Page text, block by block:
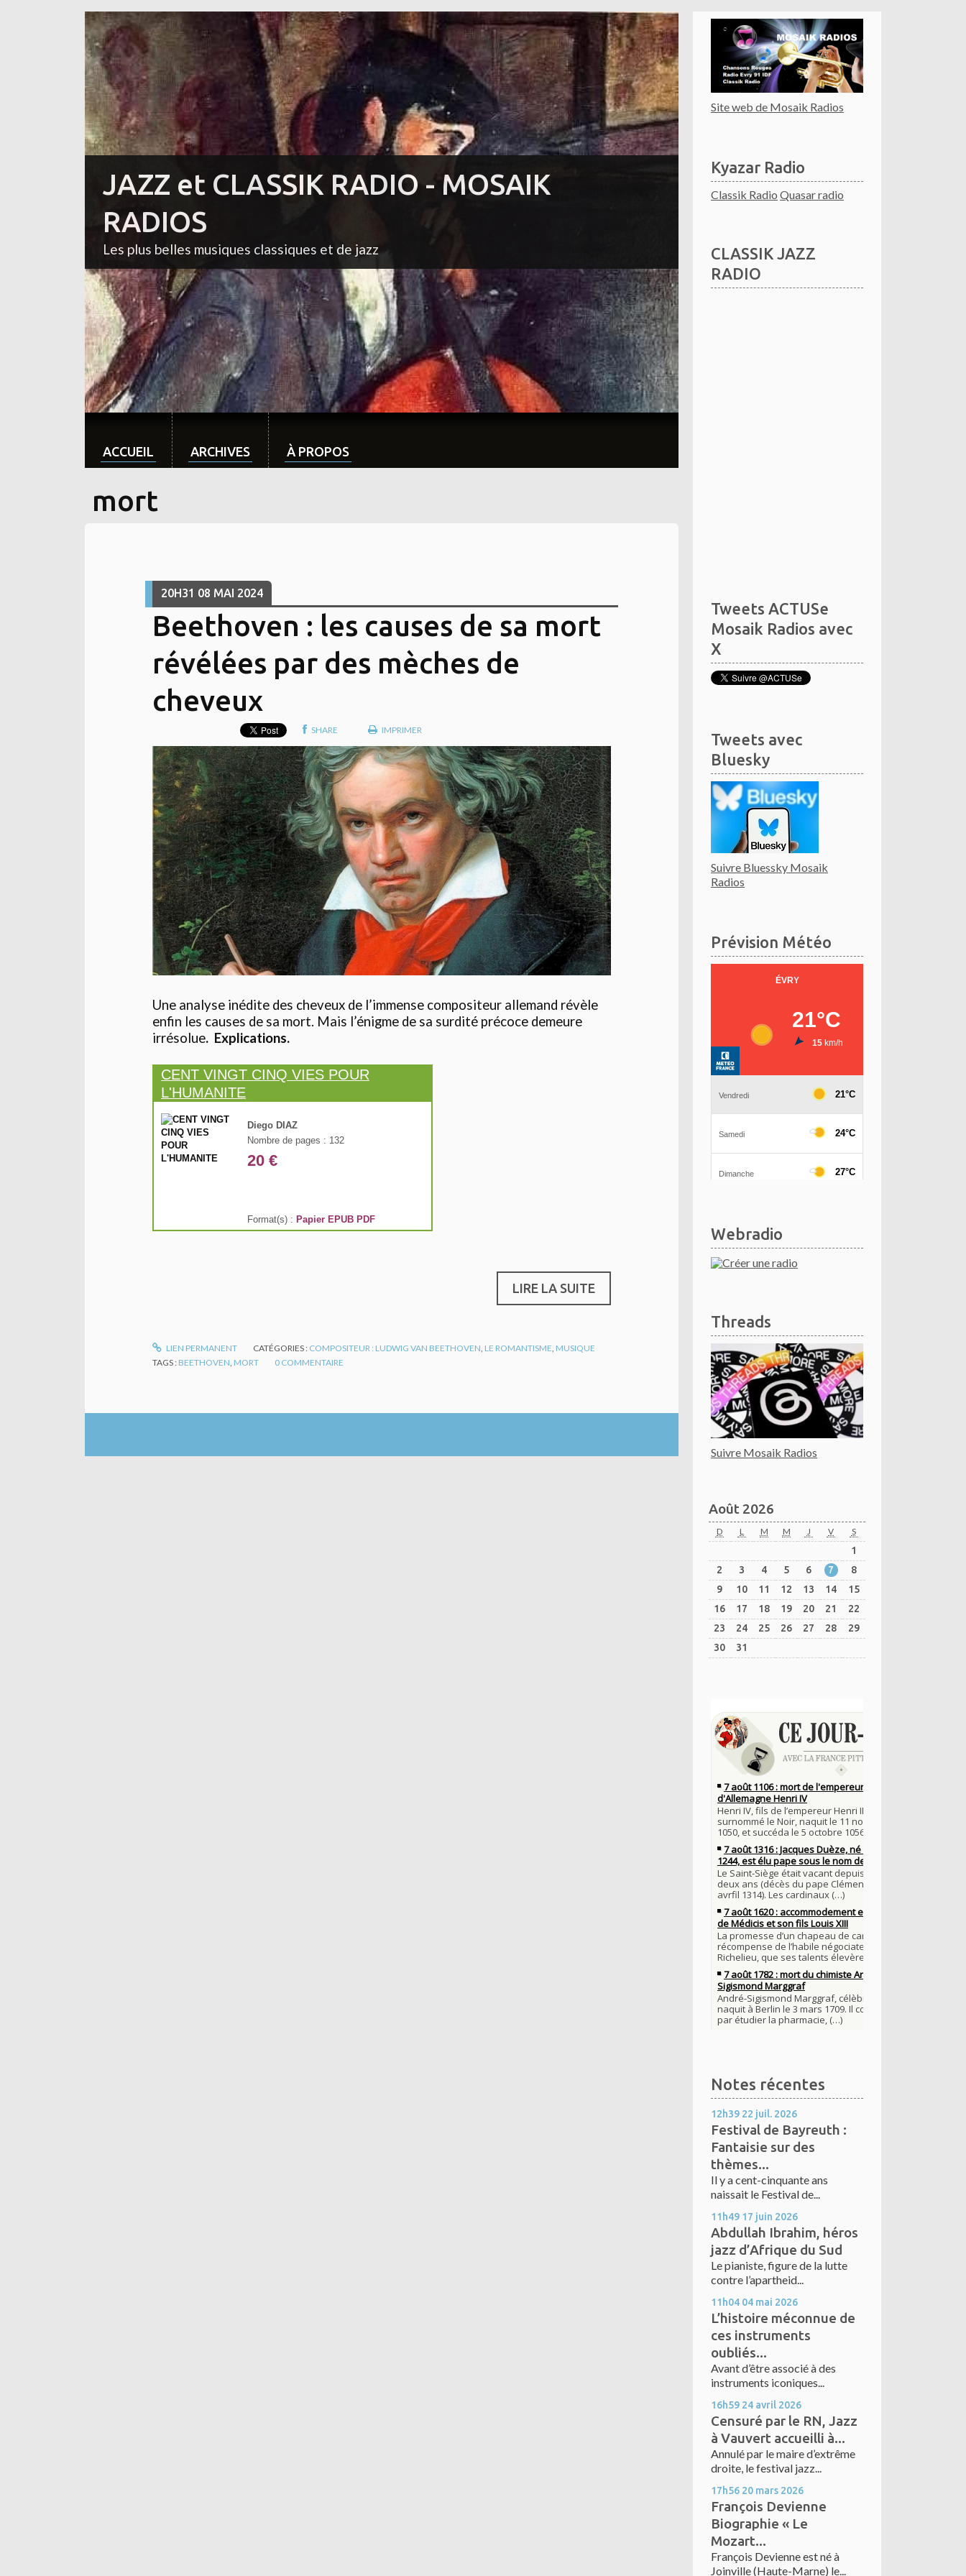
JAZZ et CLASSIK RADIO - MOSAIK
RADIOS
Les plus belles musiques classiques et de jazz
ACCUEIL ARCHIVES À PROPOS
mort
20H31 08 MAI 2024
Beethoven : les causes de sa mort
révélées par des mèches de
cheveux
SHARE IMPRIMER
Une analyse inédite des cheveux de l’immense compositeur allemand révèle
enfin les causes de sa mort. Mais l’énigme de sa surdité précoce demeure
irrésolue. Explications.
CENT VINGT CINQ VIES POUR
L'HUMANITE
Diego DIAZ
Nombre de pages : 132
20 €
Format(s) : Papier EPUB PDF
LIRE LA SUITE
LIEN PERMANENT CATÉGORIES : COMPOSITEUR : LUDWIG VAN BEETHOVEN LE ROMANTISME MUSIQUE
TAGS : BEETHOVEN MORT 0 COMMENTAIRE
Site web de Mosaik Radios
Kyazar Radio
Classik Radio Quasar radio
CLASSIK JAZZ
RADIO
Tweets ACTUSe
Mosaik Radios avec
X
Tweets avec
Bluesky
Suivre Bluessky Mosaik
Radios
Prévision Météo
Webradio
Threads
Suivre Mosaik Radios
Août 2026
D L M M J V S
1
2
3 4 5 6 7
8
9
10 11 12 13 14
15
16
17 18 19 20 21
22
23
24 25 26 27 28
29
30
31
Notes récentes
12h39 22 juil. 2026
Festival de Bayreuth :
Fantaisie sur des
thèmes...
Il y a cent-cinquante ans
naissait le Festival de...
11h49 17 juin 2026
Abdullah Ibrahim, héros
jazz d’Afrique du Sud
Le pianiste, figure de la lutte
contre l’apartheid...
11h04 04 mai 2026
L’histoire méconnue de
ces instruments
oubliés...
Avant d’être associé à des
instruments iconiques...
16h59 24 avril 2026
Censuré par le RN, Jazz
à Vauvert accueilli à...
Annulé par le maire d’extrême
droite, le festival jazz...
17h56 20 mars 2026
François Devienne
Biographie « Le
Mozart...
François Devienne est né à
Joinville (Haute-Marne) le...